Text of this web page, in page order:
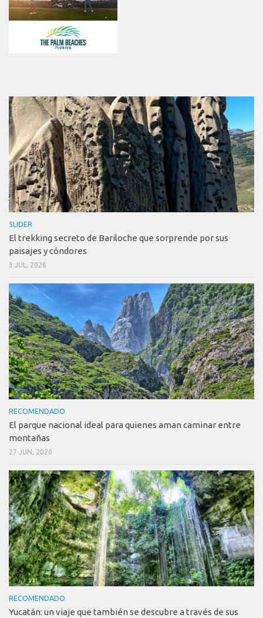
SLIDER
El trekking secreto de Bariloche que sorprende por sus
paisajes y cóndores
3 JUL, 2026
RECOMENDADO
El parque nacional ideal para quienes aman caminar entre
montañas
27 JUN, 2026
RECOMENDADO
Yucatán: un viaje que también se descubre a través de sus